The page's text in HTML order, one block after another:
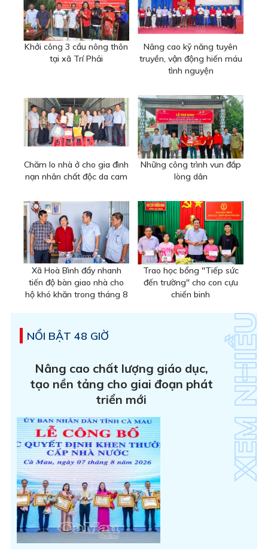
Khởi công 3 cầu nông thôn
tại xã Trí Phải
Nâng cao kỹ năng tuyên
truyền, vận động hiến máu
tình nguyện
Chăm lo nhà ở cho gia đình
nạn nhân chất độc da cam
Những công trình vun đắp
lòng dân
Xã Hoà Bình đẩy nhanh
tiến độ bàn giao nhà cho
hộ khó khăn trong tháng 8
Trao học bổng "Tiếp sức
đến trường" cho con cựu
chiến binh
NỔI BẬT 48 GIỜ
Nâng cao chất lượng giáo dục,
tạo nền tảng cho giai đoạn phát
triển mới